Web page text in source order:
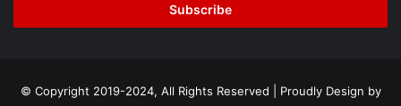
© Copyright 2019-2024, All Rights Reserved | Proudly Design by